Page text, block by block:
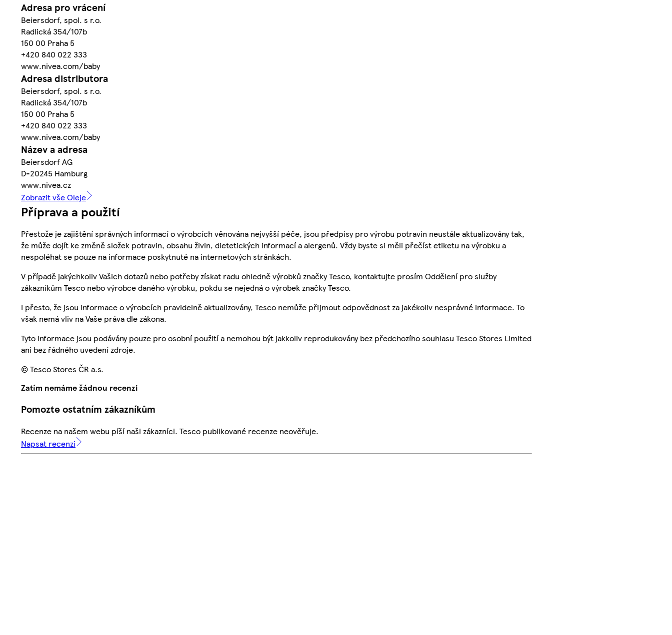
Adresa pro vrácení
Beiersdorf, spol. s r.o.
Radlická 354/107b
150 00 Praha 5
+420 840 022 333
www.nivea.com/baby
Adresa distributora
Beiersdorf, spol. s r.o.
Radlická 354/107b
150 00 Praha 5
+420 840 022 333
www.nivea.com/baby
Název a adresa
Beiersdorf AG
D-20245 Hamburg
www.nivea.cz
Zobrazit vše Oleje
Příprava a použití
Přestože je zajištění správných informací o výrobcích věnována nejvyšší péče, jsou předpisy pro výrobu potravin neustále aktualizovány tak,
že může dojít ke změně složek potravin, obsahu živin, dietetických informací a alergenů. Vždy byste si měli přečíst etiketu na výrobku a
nespoléhat se pouze na informace poskytnuté na internetových stránkách.
V případě jakýchkoliv Vašich dotazů nebo potřeby získat radu ohledně výrobků značky Tesco, kontaktujte prosím Oddělení pro služby
zákazníkům Tesco nebo výrobce daného výrobku, pokdu se nejedná o výrobek značky Tesco.
I přesto, že jsou informace o výrobcích pravidelně aktualizovány, Tesco nemůže přijmout odpovědnost za jakékoliv nesprávné informace. To
však nemá vliv na Vaše práva dle zákona.
Tyto informace jsou podávány pouze pro osobní použití a nemohou být jakkoliv reprodukovány bez předchozího souhlasu Tesco Stores Limited
ani bez řádného uvedení zdroje.
© Tesco Stores ČR a.s.
Zatím nemáme žádnou recenzi
Pomozte ostatním zákazníkům
Recenze na našem webu píší naši zákazníci. Tesco publikované recenze neověřuje.
Napsat recenzi